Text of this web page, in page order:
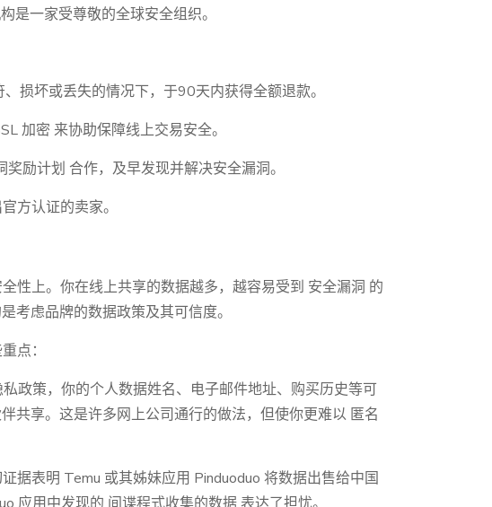
是一家受尊敬的全球安全组织。
损坏或丢失的情况下，于90天内获得全额退款。
加密 来协助保障线上交易安全。
励计划 合作，及早发现并解决安全漏洞。
方认证的卖家。
性上。你在线上共享的数据越多，越容易受到 安全漏洞 的
考虑品牌的数据政策及其可信度。
点：
政策，你的个人数据姓名、电子邮件地址、购买历史等可
共享。这是许多网上公司通行的做法，但使你更难以 匿名
据表明 Temu 或其姊妹应用 Pinduoduo 将数据出售给中国